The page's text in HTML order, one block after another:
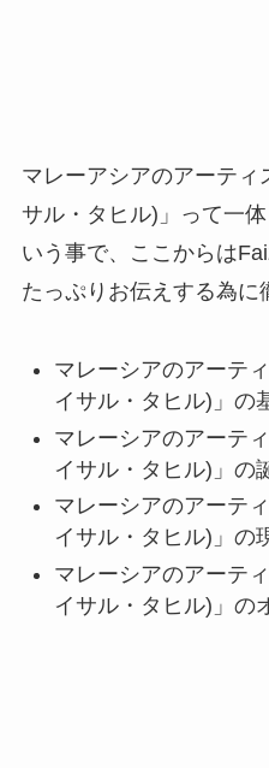
マレーアシアのアーティ
サル・タヒル)」って一
いう事で、ここからは
たっぷりお伝えする為に
マレーシアのアーテ
イサル・タヒル)」の
マレーシアのアーテ
イサル・タヒル)」の
マレーシアのアーテ
イサル・タヒル)」の
マレーシアのアーテ
イサル・タヒル)」の